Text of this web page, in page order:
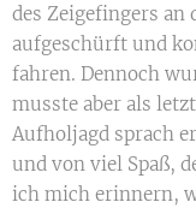
des Zeigefingers an
aufgeschürft und
fahren. Dennoch
musste aber als
Aufholjagd sprach
und von viel Spaß,
ich mich erinnern,